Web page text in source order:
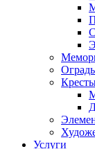
Услуги